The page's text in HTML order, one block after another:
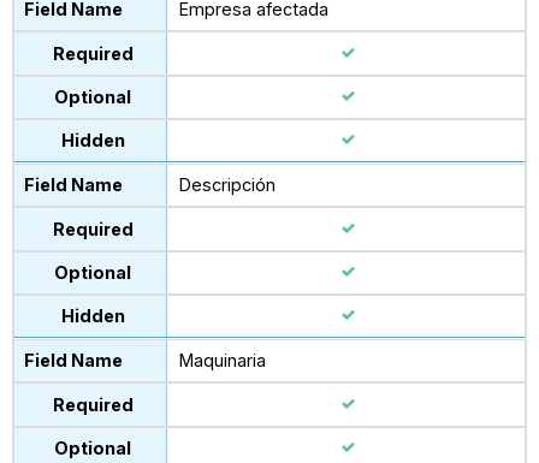
Empresa afectada
Descripción
Maquinaria